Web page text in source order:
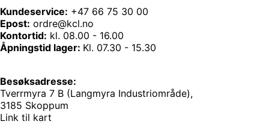
Kundeservice: +47 66 75 30 00
Epost: ordre@kcl.no
Kontortid: kl. 08.00 - 16.00
Åpningstid lager: Kl. 07.30 - 15.30
Besøksadresse:
Tverrmyra 7 B (Langmyra Industriområde),
3185 Skoppum
Link til kart